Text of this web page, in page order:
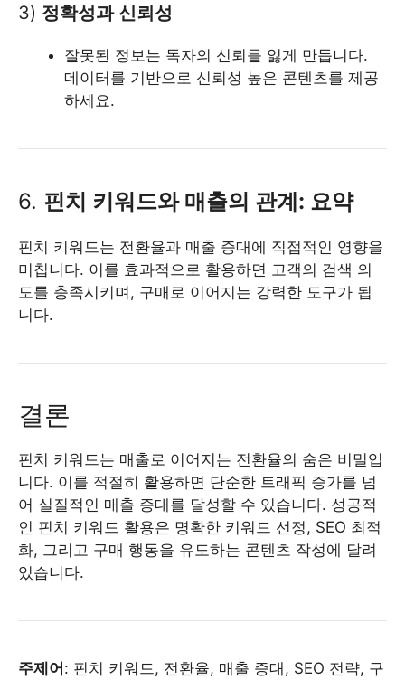
3) 정확성과 신뢰성
잘못된 정보는 독자의 신뢰를 잃게 만듭니다.
데이터를 기반으로 신뢰성 높은 콘텐츠를 제공
하세요.
6. 핀치 키워드와 매출의 관계: 요약
핀치 키워드는 전환율과 매출 증대에 직접적인 영향을
미칩니다. 이를 효과적으로 활용하면 고객의 검색 의
도를 충족시키며, 구매로 이어지는 강력한 도구가 됩
니다.
결론
핀치 키워드는 매출로 이어지는 전환율의 숨은 비밀입
니다. 이를 적절히 활용하면 단순한 트래픽 증가를 넘
어 실질적인 매출 증대를 달성할 수 있습니다. 성공적
인 핀치 키워드 활용은 명확한 키워드 선정, SEO 최적
화, 그리고 구매 행동을 유도하는 콘텐츠 작성에 달려
있습니다.
주제어: 핀치 키워드, 전환율, 매출 증대, SEO 전략, 구